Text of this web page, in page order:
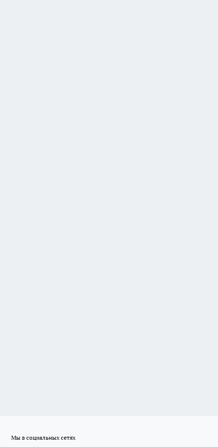
Мы в социальных сетях